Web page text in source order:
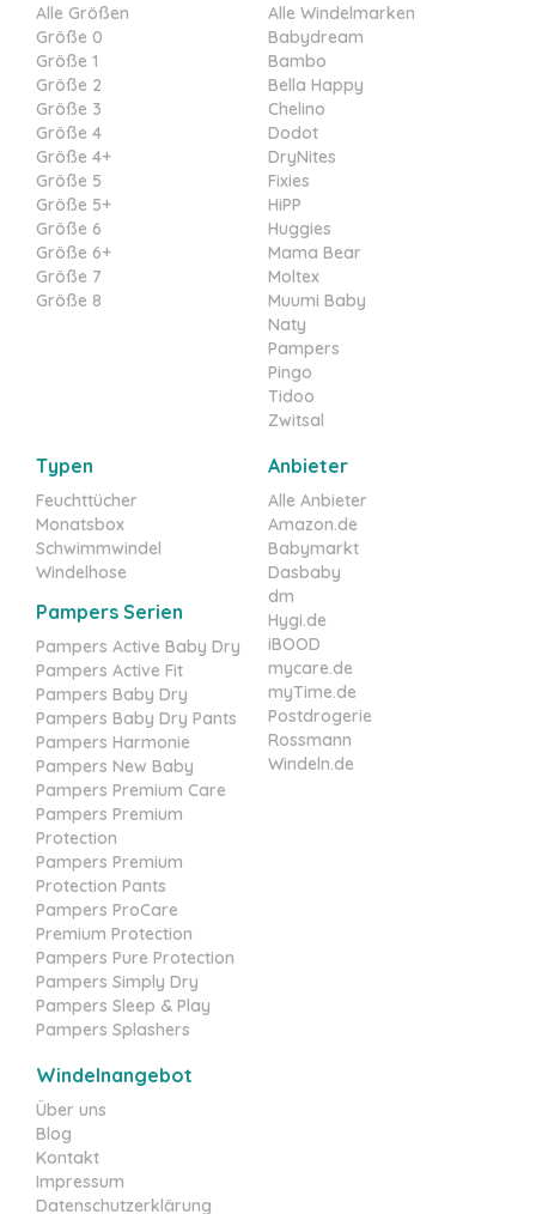
Alle Größen
Größe 0
Größe 1
Größe 2
Größe 3
Größe 4
Größe 4+
Größe 5
Größe 5+
Größe 6
Größe 6+
Größe 7
Größe 8
Alle Windelmarken
Babydream
Bambo
Bella Happy
Chelino
Dodot
DryNites
Fixies
HiPP
Huggies
Mama Bear
Moltex
Muumi Baby
Naty
Pampers
Pingo
Tidoo
Zwitsal
Typen
Feuchttücher
Monatsbox
Schwimmwindel
Windelhose
Pampers Serien
Pampers Active Baby Dry
Pampers Active Fit
Pampers Baby Dry
Pampers Baby Dry Pants
Pampers Harmonie
Pampers New Baby
Pampers Premium Care
Pampers Premium
Protection
Pampers Premium
Protection Pants
Pampers ProCare
Premium Protection
Pampers Pure Protection
Pampers Simply Dry
Pampers Sleep & Play
Pampers Splashers
Anbieter
Alle Anbieter
Amazon.de
Babymarkt
Dasbaby
dm
Hygi.de
iBOOD
mycare.de
myTime.de
Postdrogerie
Rossmann
Windeln.de
Windelnangebot
Über uns
Blog
Kontakt
Impressum
Datenschutzerklärung